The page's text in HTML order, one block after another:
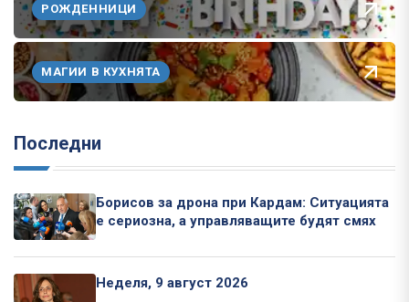
РОЖДЕННИЦИ
МАГИИ В КУХНЯТА
Последни
Борисов за дрона при Кардам: Ситуацията
е сериозна, а управляващите будят смях
Неделя, 9 август 2026